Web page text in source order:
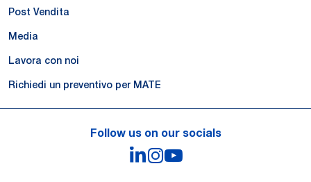
Post Vendita
Media
Lavora con noi
Richiedi un preventivo per MATE
Follow us on our socials
LinkedIn
Instagram